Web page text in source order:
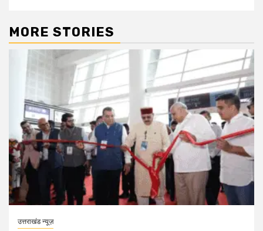
MORE STORIES
उत्तराखंड न्यूज़